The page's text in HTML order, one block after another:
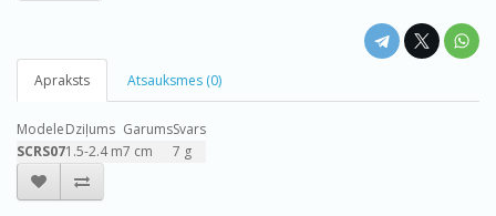
Apraksts Atsauksmes (0)
ModeleDziļums GarumsSvars
SCRS071.5-2.4 m7 cm 7 g